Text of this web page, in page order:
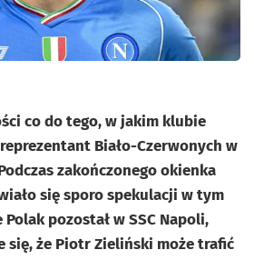
co do tego, w jakim klubie
Biało-Czerwonych w
zakończonego okienka
się sporo spekulacji w tym
pozostał w SSC Napoli,
się, że Piotr Zieliński może trafić